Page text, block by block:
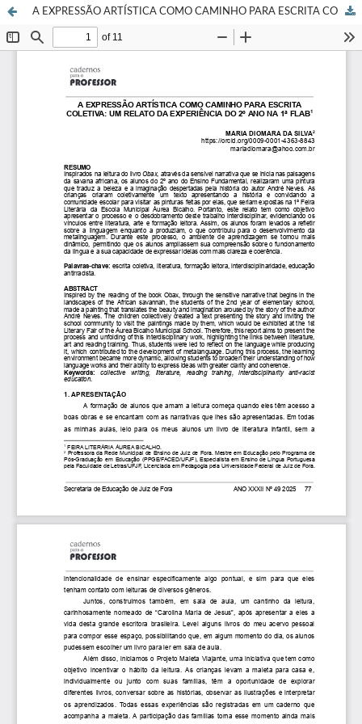
A EXPRESSÃO ARTÍSTICA COMO CAMINHO PARA ESCRITA COLETIVA: um relato da experiência do 2º ano na 1ª FLAB